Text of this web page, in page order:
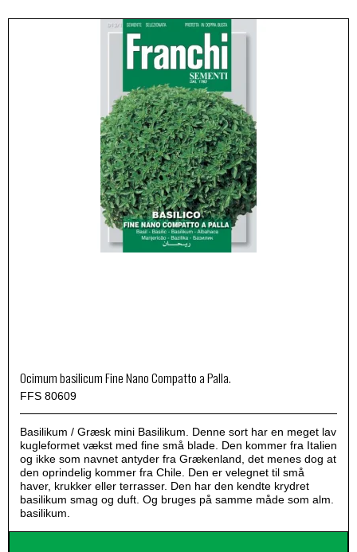
Ocimum basilicum Fine Nano Compatto a Palla.
FFS 80609
Basilikum / Græsk mini Basilikum. Denne sort har en meget lav
kugleformet vækst med fine små blade. Den kommer fra Italien
og ikke som navnet antyder fra Grækenland, det menes dog at
den oprindelig kommer fra Chile. Den er velegnet til små
haver, krukker eller terrasser. Den har den kendte krydret
basilikum smag og duft. Og bruges på samme måde som alm.
basilikum.